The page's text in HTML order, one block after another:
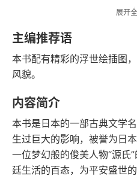
82千字
字数
展开
主编推荐语
本书配有精彩的浮世绘插图
风貌。
内容简介
本书是日本的一部古典文学
生过巨大的影响，被誉为日
一位梦幻般的俊美人物“源氏
廷生活的百态，为平安盛世